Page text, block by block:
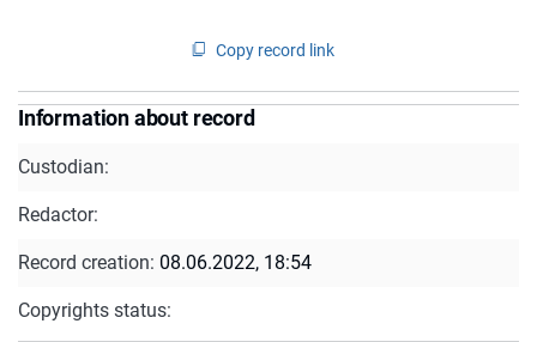
Copy record link
Information about record
Custodian:
Redactor:
Record creation: 08.06.2022, 18:54
Copyrights status: